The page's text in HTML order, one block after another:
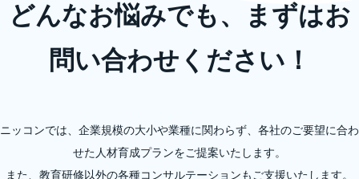
どんなお悩みでも、まずはお
問い合わせください！
ニッコンでは、企業規模の大小や業種に関わらず、各社のご要望に合わ
せた人材育成プランをご提案いたします。
また、教育研修以外の各種コンサルテーションもご支援いたします。